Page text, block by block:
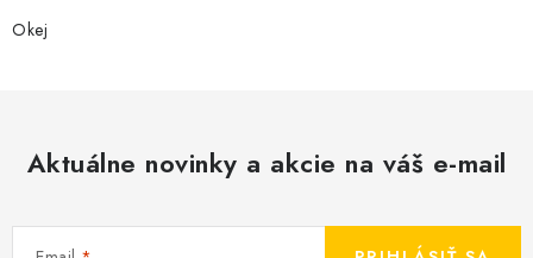
Okej
Aktuálne novinky a akcie na váš e-mail